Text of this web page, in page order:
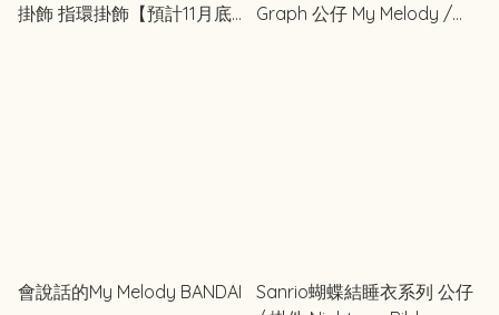
掛飾 指環掛飾【預計11月底
Graph 公仔 My Melody /
會說話的My Melody BANDAI
Sanrio蝴蝶結睡衣系列 公仔